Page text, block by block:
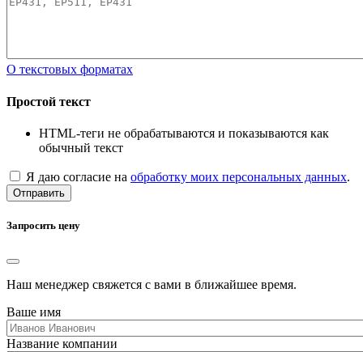
О текстовых форматах
Простой текст
HTML-теги не обрабатываются и показываются как
обычный текст
Я даю согласие на обработку моих персональных данных.
Отправить
Запросить цену
Наш менеджер свяжется с вами в ближайшее время.
Ваше имя
Название компании